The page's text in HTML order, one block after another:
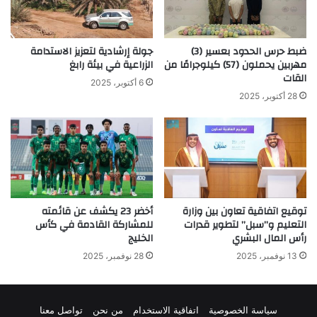
ضبط حرس الحدود بعسير (3)
مهربين يحملون (57) كيلوجرامًا من
القات
28 أكتوبر، 2025
جولة إرشادية لتعزيز الاستدامة
الزراعية في بيئة رابغ
6 أكتوبر، 2025
توقيع اتفاقية تعاون بين وزارة
التعليم و”سبل” لتطوير قدرات
رأس المال البشري
13 نوفمبر، 2025
أخضر 23 يكشف عن قائمته
للمشاركة القادمة في كأس
الخليج
28 نوفمبر، 2025
سياسة الخصوصية اتفاقية الاستخدام من نحن تواصل معنا